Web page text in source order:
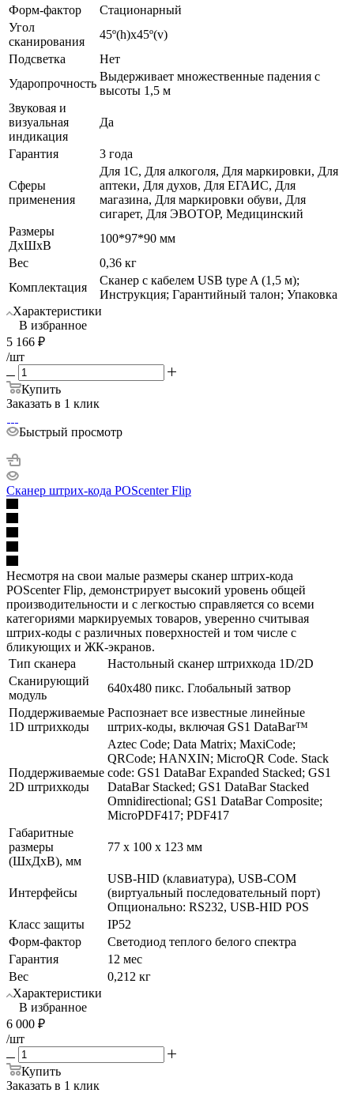
Форм-фактор
Стационарный
Угол
сканирования
45º(h)x45º(v)
Подсветка
Нет
Ударопрочность
Выдерживает множественные падения с
высоты 1,5 м
Звуковая и
визуальная
индикация
Да
Гарантия 3 года
Сферы
применения
Для 1С, Для алкоголя, Для маркировки, Для
аптеки, Для духов, Для ЕГАИС, Для
магазина, Для маркировки обуви, Для
сигарет, Для ЭВОТОР, Медицинский
Размеры
ДхШхВ
100*97*90 мм
Вес
0,36 кг
Комплектация
Сканер с кабелем USB type A (1,5 м);
Инструкция; Гарантийный талон; Упаковка
Характеристики
В избранное
5 166 ₽
/шт
Купить
Заказать в 1 клик
Быстрый просмотр
Сканер штрих-кода POScenter Flip
Несмотря на свои малые размеры сканер штрих-кода
POScenter Flip, демонстрирует высокий уровень общей
производительности и с легкостью справляется со всеми
категориями маркируемых товаров, уверенно считывая
штрих-коды с различных поверхностей и том числе с
бликующих и ЖК-экранов.
Тип сканера
Настольный сканер штрихкода 1D/2D
Сканирующий
модуль
640x480 пикс. Глобальный затвор
Поддерживаемые
1D штрихкоды
Распознает все известные линейные
штрих-коды, включая GS1 DataBar™
Поддерживаемые
2D штрихкоды
Aztec Code; Data Matrix; MaxiCode;
QRCode; HANXIN; MicroQR Code. Stack
code: GS1 DataBar Expanded Stacked; GS1
DataBar Stacked; GS1 DataBar Stacked
Omnidirectional; GS1 DataBar Composite;
MicroPDF417; PDF417
Габаритные
размеры
(ШхДхВ), мм
77 х 100 х 123 мм
Интерфейсы
USB-HID (клавиатура), USB-COM
(виртуальный последовательный порт)
Опционально: RS232, USB-HID POS
Класс защиты
IP52
Форм-фактор
Светодиод теплого белого спектра
Гарантия
12 мес
Вес
0,212 кг
Характеристики
В избранное
6 000 ₽
/шт
Купить
Заказать в 1 клик